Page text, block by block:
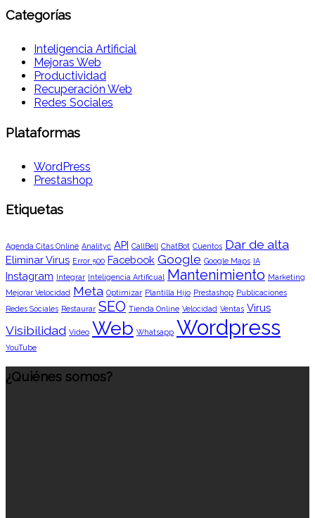
Categorías
Inteligencia Artificial
Mejoras Web
Productividad
Recuperación Web
Redes Sociales
Plataformas
WordPress
Prestashop
Etiquetas
Agenda Citas Online Analityc API CallBell ChatBot Cuentos Dar de alta
Eliminar Virus Error 500 Facebook Google Google Maps IA
Instagram Integrar Inteligencia Artificual Mantenimiento Marketing
Mejorar Velocidad Meta Optimizar Plantilla Hijo Prestashop Publicaciones
Redes Sociales Restaurar SEO Tienda Online Velocidad Ventas Virus
Visibilidad Vídeo Web Whatsapp Wordpress
YouTube
¿Quiénes somos?